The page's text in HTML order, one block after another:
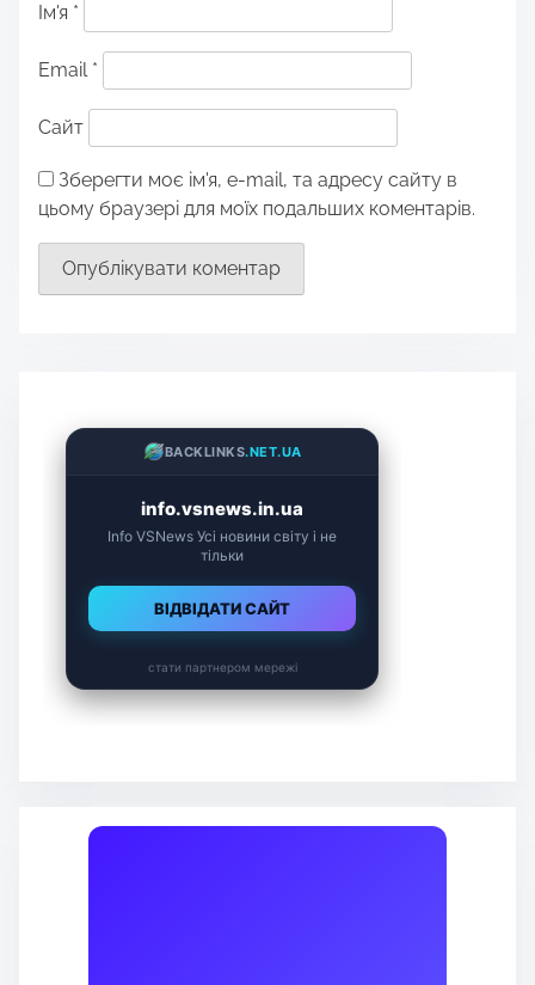
Ім'я *
Email *
Сайт
Зберегти моє ім'я, e-mail, та адресу сайту в
цьому браузері для моїх подальших коментарів.